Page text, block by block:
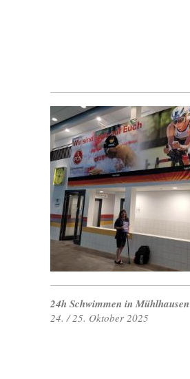
24h Schwimmen in Mühlhausen
24. / 25. Oktober 2025